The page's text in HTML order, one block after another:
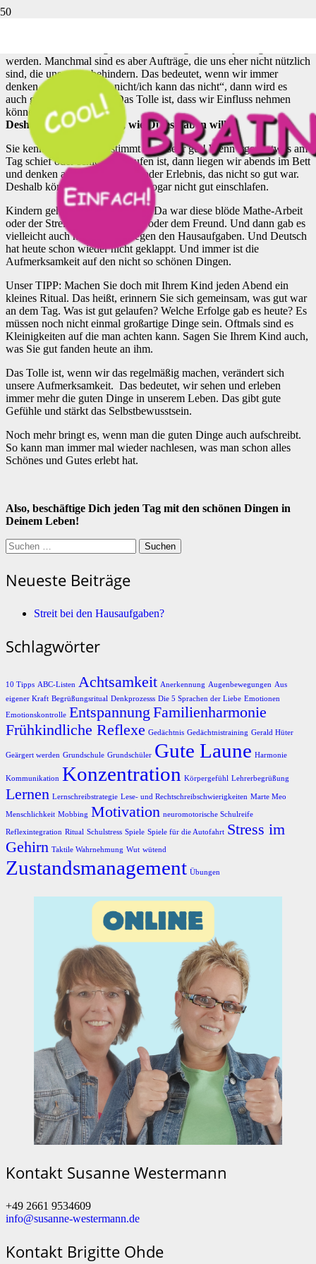
werden. Manchmal sind es aber Aufträge, die uns eher nicht nützlich
sind, die uns sogar behindern. Das bedeutet, wenn wir immer
denken „ich schaffe das nicht/ich kann das nicht“, dann wird es
auch genau so eintreten. Das Tolle ist, dass wir Einfluss nehmen
können auf unser Gehirn.
Deshalb denke immer so, wie Du es haben willst!
Sie kennen das doch bestimmt auch sehr gut! Wenn irgendetwas am
Tag schief oder schlecht gelaufen ist, dann liegen wir abends im Bett
und denken an dieses Ereignis oder Erlebnis, das nicht so gut war.
Deshalb können wir manchmal sogar nicht gut einschlafen.
Kindern geht es oftmals auch so. Da war diese blöde Mathe-Arbeit
oder der Streit mit der Freundin oder dem Freund. Und dann gab es
vielleicht auch noch Stress wegen den Hausaufgaben. Und Deutsch
hat heute schon wieder nicht geklappt. Und immer ist die
Aufmerksamkeit auf den nicht so schönen Dingen.
Unser TIPP: Machen Sie doch mit Ihrem Kind jeden Abend ein
kleines Ritual. Das heißt, erinnern Sie sich gemeinsam, was gut war
an dem Tag. Was ist gut gelaufen? Welche Erfolge gab es heute? Es
müssen noch nicht einmal großartige Dinge sein. Oftmals sind es
Kleinigkeiten auf die man achten kann. Sagen Sie Ihrem Kind auch,
was Sie gut fanden heute an ihm.
Das Tolle ist, wenn wir das regelmäßig machen, verändert sich
unsere Aufmerksamkeit. Das bedeutet, wir sehen und erleben
immer mehr die guten Dinge in unserem Leben. Das gibt gute
Gefühle und stärkt das Selbstbewusstsein.
Noch mehr bringt es, wenn man die guten Dinge auch aufschreibt.
So kann man immer mal wieder nachlesen, was man schon alles
Schönes und Gutes erlebt hat.
Also, beschäftige Dich jeden Tag mit den schönen Dingen in
Deinem Leben!
Suchen
nach:
Neueste Beiträge
Streit bei den Hausaufgaben?
Schlagwörter
10 Tipps ABC-Listen Achtsamkeit Anerkennung Augenbewegungen Aus
eigener Kraft Begrüßungsritual Denkprozesss Die 5 Sprachen der Liebe Emotionen
Emotionskontrolle Entspannung Familienharmonie
Frühkindliche Reflexe Gedächtnis Gedächtnistraining Gerald Hüter
Geärgert werden Grundschule Grundschüler Gute Laune Harmonie
Kommunikation Konzentration Körpergefühl Lehrerbegrüßung
Lernen Lernschreibstrategie Lese- und Rechtschreibschwierigkeiten Marte Meo
Menschlichkeit Mobbing Motivation neuromotorische Schulreife
Reflexintegration Ritual Schulstress Spiele Spiele für die Autofahrt Stress im
Gehirn Taktile Wahrnehmung Wut wütend
Zustandsmanagement Übungen
Kontakt Susanne Westermann
+49 2661 9534609
info@susanne-westermann.de
Kontakt Brigitte Ohde